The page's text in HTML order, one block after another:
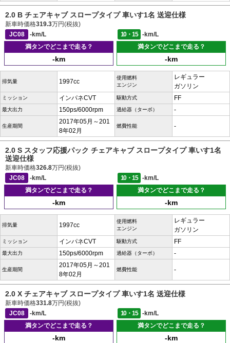
2.0 B チェアキャブ スロープタイプ 車いす1名 送迎仕様
新車時価格319.3万円(税抜)
JC08
-km/L 10・15
-km/L
満タンでどこまで走る？
-km
満タンでどこまで走る？
-km
排気量 1997cc
使用燃料
エンジン
レギュラー
ガソリン
ミッション インパネCVT 駆動方式 FF
最大出力 150ps/6000rpm 過給器（ターボ） -
生産期間
2017年05月～201
8年02月
燃費性能 -
2.0 S スタッフ応援パック チェアキャブ スロープタイプ 車いす1名
送迎仕様
新車時価格326.8万円(税抜)
JC08
-km/L 10・15
-km/L
満タンでどこまで走る？
-km
満タンでどこまで走る？
-km
排気量 1997cc
使用燃料
エンジン
レギュラー
ガソリン
ミッション インパネCVT 駆動方式 FF
最大出力 150ps/6000rpm 過給器（ターボ） -
生産期間
2017年05月～201
8年02月
燃費性能 -
2.0 X チェアキャブ スロープタイプ 車いす1名 送迎仕様
新車時価格331.8万円(税抜)
JC08
-km/L 10・15
-km/L
満タンでどこまで走る？
-km
満タンでどこまで走る？
-km